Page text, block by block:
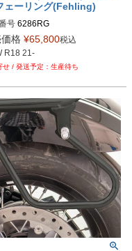
ェーリング(Fehling)
号 6286RG
RG格 ¥65,800税込
R18 21-
生産待ち